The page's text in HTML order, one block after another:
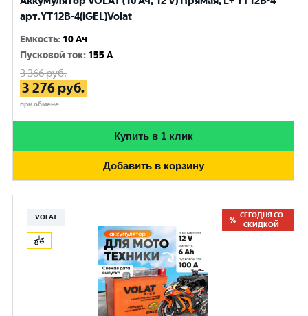
арт.YT12B-4(iGEL)Volat
Емкость: 10 Ач
Пусковой ток: 155 A
3 366руб.
3 276 руб.
при обмене
Купить в 1 клик
Добавить в корзину
VOLAT
СЕГОДНЯ СО
СКИДКОЙ